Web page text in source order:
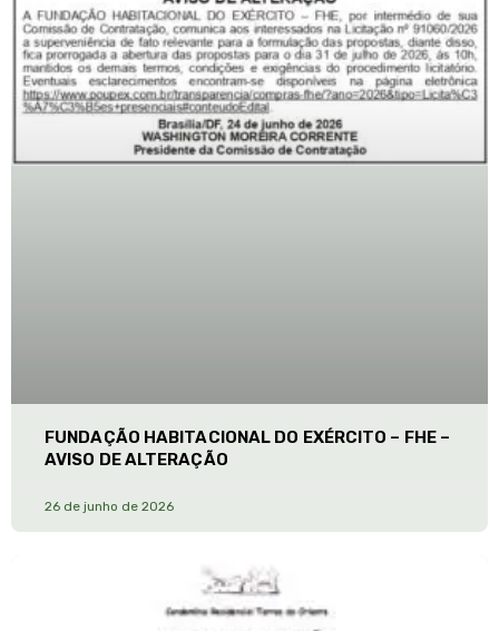
FUNDAÇÃO HABITACIONAL DO EXÉRCITO – FHE –
AVISO DE ALTERAÇÃO
26 de junho de 2026